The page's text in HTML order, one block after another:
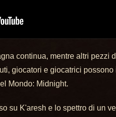
continua, mentre altri
giocatori e giocatrici
Mondo: Midnight.
su K'aresh e lo spettro di un